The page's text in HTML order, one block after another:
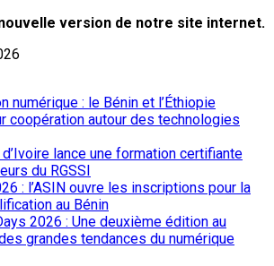
version de notre site internet.
numérique : le Bénin et l’Éthiopie
coopération autour des technologies
d’Ivoire lance une formation certifiante
du RGSSI
: l’ASIN ouvre les inscriptions pour la
au Bénin
2026 : Une deuxième édition au
grandes tendances du numérique